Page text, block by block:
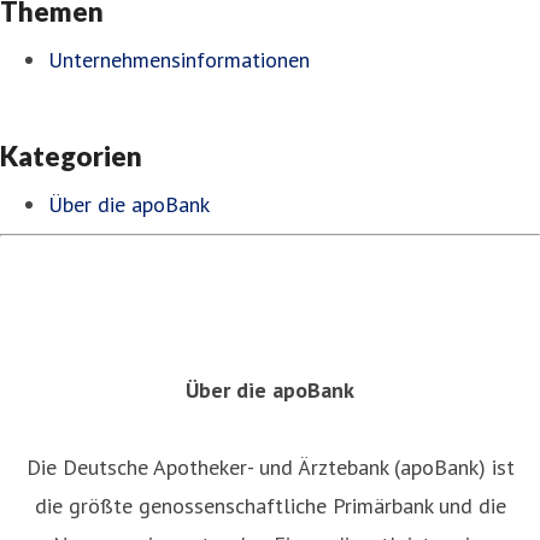
Themen
Unternehmensinformationen
Kategorien
Über die apoBank
Über die apoBank
Die Deutsche Apotheker- und Ärztebank (apoBank) ist
die größte genossenschaftliche Primärbank und die